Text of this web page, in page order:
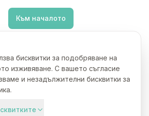
Към началото
бисквитки за подобряване на
изживяване. С вашето съгласие
и незадължителни бисквитки за